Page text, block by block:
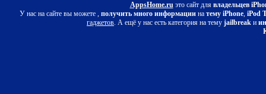
AppsHome.ruэто сайт для владельцев
У нас на сайте вы можете , получить много информациина тему iPhone,iPod
гаджетов. А ещё у нас есть категория на тему jailbreak и